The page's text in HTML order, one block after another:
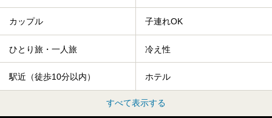
カップル 子連れOK
ひとり旅・一人旅 冷え性
駅近（徒歩10分以内） ホテル
すべて表示する